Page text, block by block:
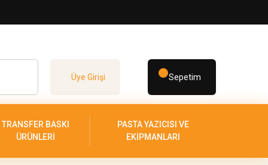
Üye Girişi Sepetim
TRANSFER BASKI
ÜRÜNLERİ
PASTA YAZICISI VE
EKİPMANLARI